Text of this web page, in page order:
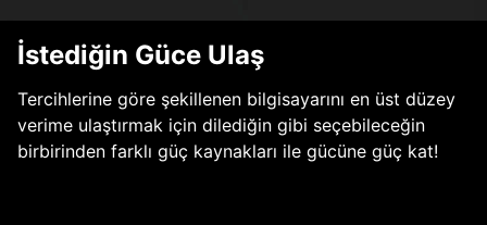
İstediğin Güce Ulaş
Tercihlerine göre şekillenen bilgisayarını en üst düzey
verime ulaştırmak için dilediğin gibi seçebileceğin
birbirinden farklı güç kaynakları ile gücüne güç kat!